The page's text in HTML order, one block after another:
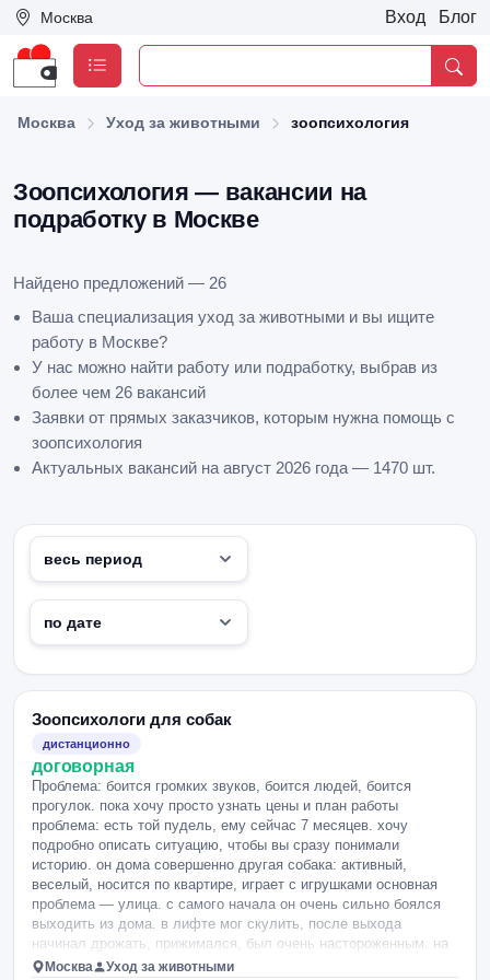
Москва Вход Блог
Москва Уход за животными зоопсихология
Зоопсихология — вакансии на
подработку в Москве
Найдено предложений — 26
Ваша специализация уход за животными и вы ищите
работу в Москве?
У нас можно найти работу или подработку, выбрав из
более чем 26 вакансий
Заявки от прямых заказчиков, которым нужна помощь с
зоопсихология
Актуальных вакансий на август 2026 года — 1470 шт.
Зоопсихологи для собак
дистанционно
договорная
Проблема: боится громких звуков, боится людей, боится
прогулок. пока хочу просто узнать цены и план работы
проблема: есть той пудель, ему сейчас 7 месяцев. хочу
подробно описать ситуацию, чтобы вы сразу понимали
историю. он дома совершенно другая собака: активный,
веселый, носится по квартире, играет с игрушками основная
проблема — улица. с самого начала он очень сильно боялся
выходить из дома. в лифте мог скулить, после выхода
начинал дрожать, прижимался, был очень настороженным. на
улице его пугает практически всё: люди, машины, самокаты,
Москва Уход за животными